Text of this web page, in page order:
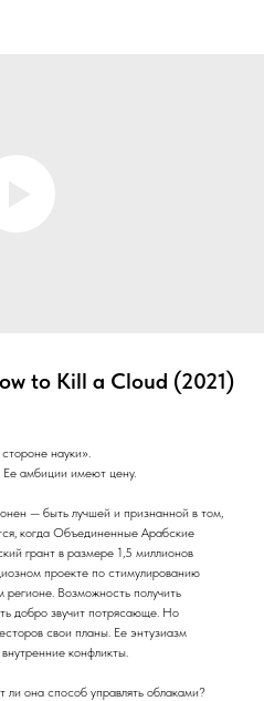
to Kill a Cloud (2021)
науки».
Ее амбиции имеют цену.
— быть лучшей и признанной в том,
когда Объединенные Арабские
грант в размере 1,5 миллионов
проекте по стимулированию
Возможность получить
добро звучит потрясающе. Но
свои планы. Ее энтузиазм
конфликты.
ли она способ управлять облаками?